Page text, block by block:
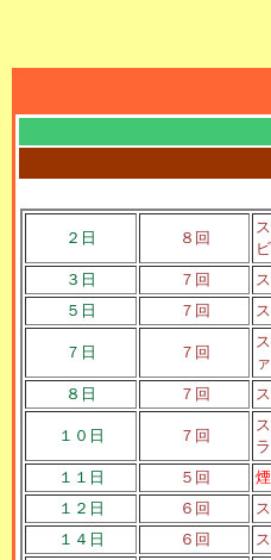
２日 ８回
３日
７回
５日
７回
７日 ７回
８日
７回
１０日 ７回
１１日
５回
１２日
６回
１４日
６回